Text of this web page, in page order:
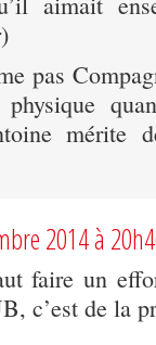
pas
mérite
2014 à
faire un
c’est de la